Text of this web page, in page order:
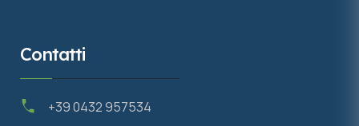
Contatti
+39 0432 957534